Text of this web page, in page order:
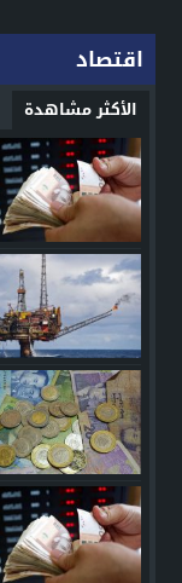
اقتصاد
الأكثر مشاهدة